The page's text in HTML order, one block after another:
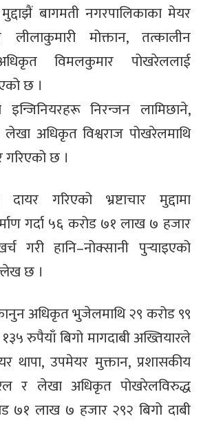
बागमती नगरपालिकाका मेयर
लीलाकुमारी मोक्तान, तत्कालीन
विमलकुमार पोखरेललाई
छ ।
इन्जिनियरहरू निरन्जन लामिछाने,
अधिकृत विश्वराज पोखरेलमाथि
गरिएको छ ।
गरिएको भ्रष्टाचार मुद्दामा
गर्दा ५६ करोड ७१ लाख ७ हजार
गरी हानि–नोक्सानी पुर्‍याइएको
छ ।
अधिकृत भुजेलमाथि २९ करोड ९९
रुपैयाँ बिगो मागदाबी अख्तियारले
थापा, उपमेयर मुक्तान, प्रशासकीय
र लेखा अधिकृत पोखरेलविरुद्ध
७१ लाख ७ हजार २९२ बिगो दाबी